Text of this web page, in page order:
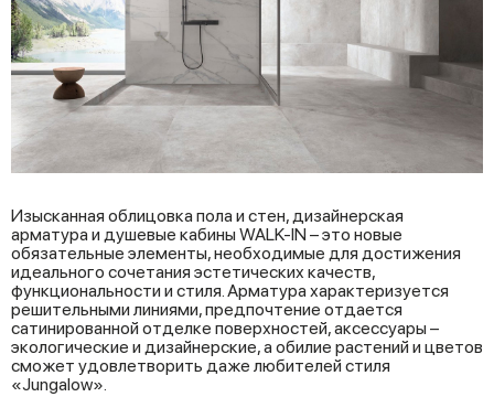
Изысканная облицовка пола и стен, дизайнерская
арматура и душевые кабины WALK-IN – это новые
обязательные элементы, необходимые для достижения
идеального сочетания эстетических качеств,
функциональности и стиля. Арматура характеризуется
решительными линиями, предпочтение отдается
сатинированной отделке поверхностей, аксессуары –
экологические и дизайнерские, а обилие растений и цветов
сможет удовлетворить даже любителей стиля
«Jungalow».